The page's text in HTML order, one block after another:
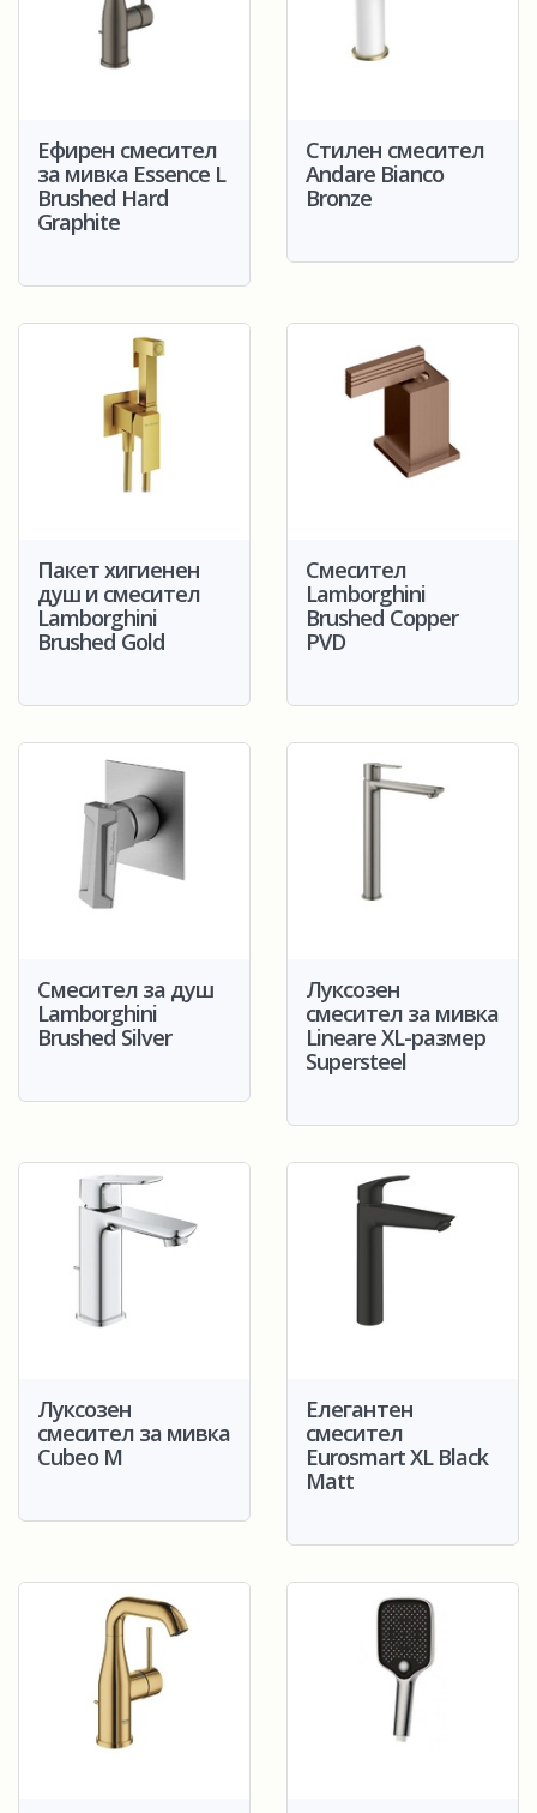
Ефирен смесител
за мивка Essence L
Brushed Hard
Graphite
Стилен смесител
Andare Bianco
Bronze
Пакет хигиенен
душ и смесител
Lamborghini
Brushed Gold
Смесител
Lamborghini
Brushed Copper
PVD
Смесител за душ
Lamborghini
Brushed Silver
Луксозен
смесител за мивка
Lineare XL-размер
Supersteel
Луксозен
смесител за мивка
Cubeo M
Елегантен
смесител
Eurosmart XL Black
Matt